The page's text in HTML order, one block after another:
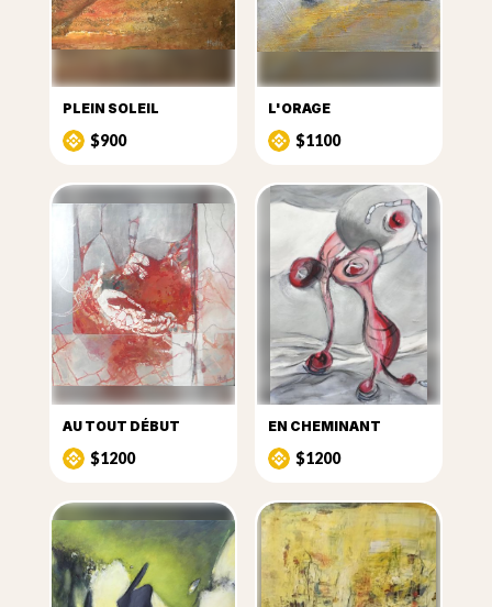
PLEIN SOLEIL
$900
L'ORAGE
$1100
AU TOUT DÉBUT
$1200
EN CHEMINANT
$1200